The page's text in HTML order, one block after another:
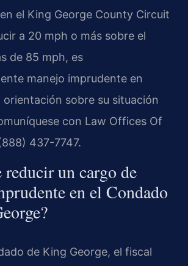
el King George County Circuit
a 20 mph o más sobre el
de 85 mph, es
manejo imprudente en
orientación sobre su situación
con Law Offices Of
437-7747.
reducir un cargo de
en el Condado
de King George, el fiscal